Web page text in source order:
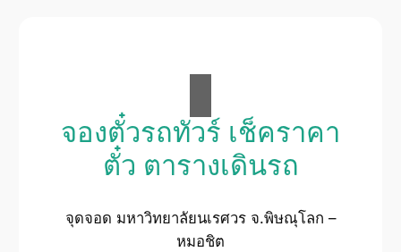
จองตั๋วรถทัวร์ เช็คราคา
ตั๋ว ตารางเดินรถ
จุดจอด มหาวิทยาลัยนเรศวร จ.พิษณุโลก –
หมอชิต